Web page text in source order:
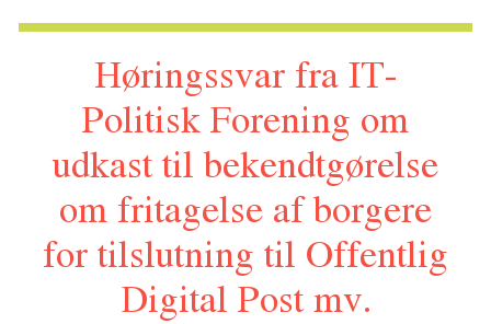
bekendtgørelse om fritagelse af juridiske enheder for
Høringssvar fra IT-
Politisk Forening om
udkast til bekendtgørelse
om fritagelse af borgere
for tilslutning til Offentlig
Digital Post mv.